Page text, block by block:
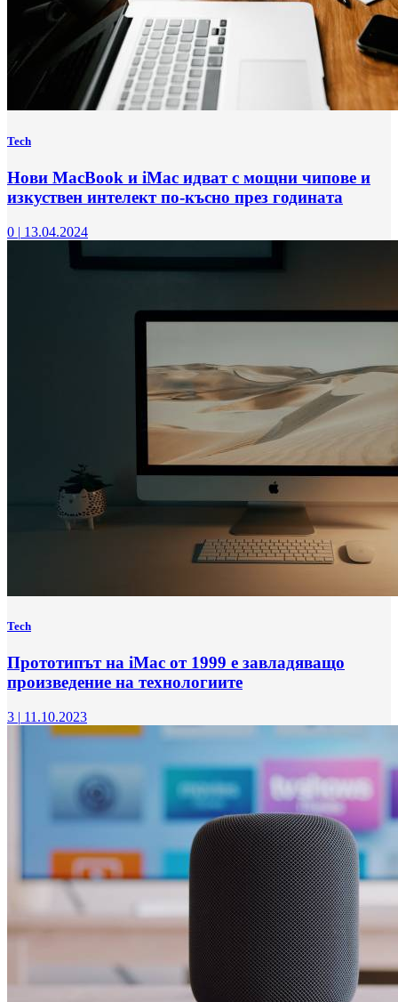
Tech
Нови MacBook и iMac идват с мощни чипове и
изкуствен интелект по-късно през годината
0 | 13.04.2024
Tech
Прототипът на iMac от 1999 е завладяващо
произведение на технологиите
3 | 11.10.2023